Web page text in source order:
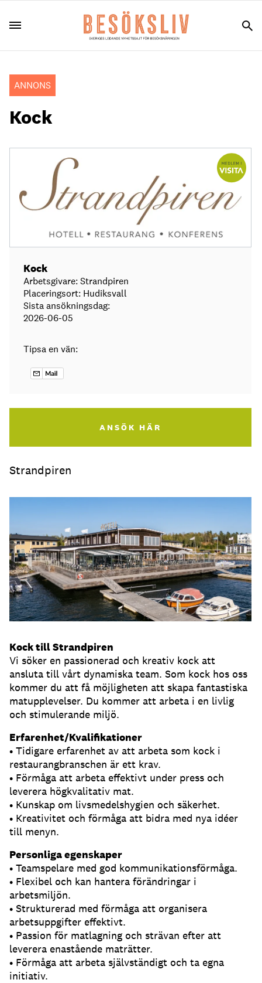
ANNONS
Kock
Strandpiren
Kock till Strandpiren
Vi söker en passionerad och kreativ kock att
ansluta till vårt dynamiska team. Som kock hos oss
kommer du att få möjligheten att skapa fantastiska
matupplevelser. Du kommer att arbeta i en livlig
och stimulerande miljö.
Erfarenhet/Kvalifikationer
• Tidigare erfarenhet av att arbeta som kock i
restaurangbranschen är ett krav.
• Förmåga att arbeta effektivt under press och
leverera högkvalitativ mat.
• Kunskap om livsmedelshygien och säkerhet.
• Kreativitet och förmåga att bidra med nya idéer
till menyn.
Personliga egenskaper
• Teamspelare med god kommunikationsförmåga.
• Flexibel och kan hantera förändringar i
arbetsmiljön.
• Strukturerad med förmåga att organisera
arbetsuppgifter effektivt.
• Passion för matlagning och strävan efter att
leverera enastående maträtter.
• Förmåga att arbeta självständigt och ta egna
initiativ.
Kock
Arbetsgivare: Strandpiren
Placeringsort: Hudiksvall
Sista ansökningsdag:
2026-06-05
Tipsa en vän:
ANSÖK HÄR